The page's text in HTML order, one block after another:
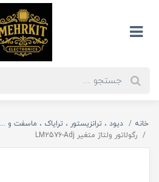
خانه دیود ، ترانزیستور ، ترایاک ، ماسفت و ...
رگولاتور ولتاژ متغیر LM2576-Adj